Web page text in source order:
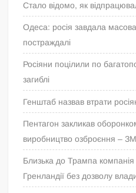
Стало відомо, як
Одеса: росія завдала
постраждалі
Росіяни поцілили по
загиблі
Генштаб назвав втрати
Пентагон закликав
виробництво озброєння –
Близька до Трампа компанія
Гренландії без дозволу